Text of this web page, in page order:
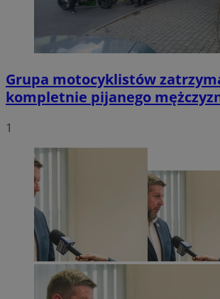
Grupa motocyklistów
kompletnie pijanego
1